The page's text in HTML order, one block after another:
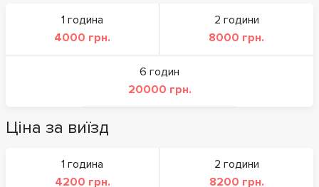
1 година
4000 грн.
2 години
8000 грн.
6 годин
20000 грн.
Ціна за виїзд
1 година
4200 грн.
2 години
8200 грн.